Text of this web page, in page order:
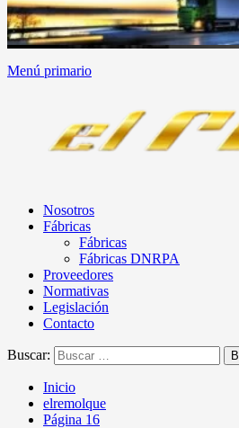
Menú primario
Nosotros
Fábricas
Fábricas
Fábricas DNRPA
Proveedores
Normativas
Legislación
Contacto
Buscar:
Inicio
elremolque
Página 16